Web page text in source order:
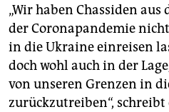
„Wir haben Chassiden
der Coronapandemie
in die Ukraine einreisen
doch wohl auch in der
von unseren Grenzen in
zurückzutreiben“,